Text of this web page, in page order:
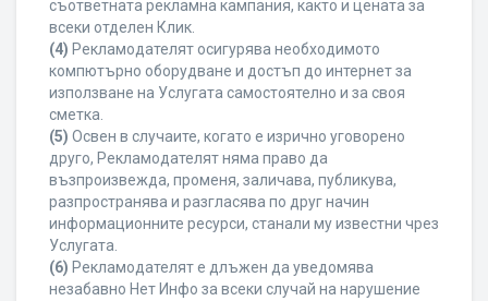
съответната рекламна кампания, както и цената за
всеки отделен Клик.
(4) Рекламодателят осигурява необходимото
компютърно оборудване и достъп до интернет за
използване на Услугата самостоятелно и за своя
сметка.
(5) Освен в случаите, когато е изрично уговорено
друго, Рекламодателят няма право да
възпроизвежда, променя, заличава, публикува,
разпространява и разгласява по друг начин
информационните ресурси, станали му известни чрез
Услугата.
(6) Рекламодателят е длъжен да уведомява
незабавно Нет Инфо за всеки случай на нарушение